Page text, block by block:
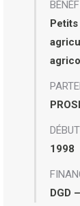
1998
DGD